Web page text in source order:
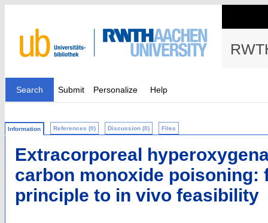
Search Submit Personalize Help
Information References (0) Discussion (0) Files
Extracorporeal
carbon monoxide
principle to in vivo feasibility